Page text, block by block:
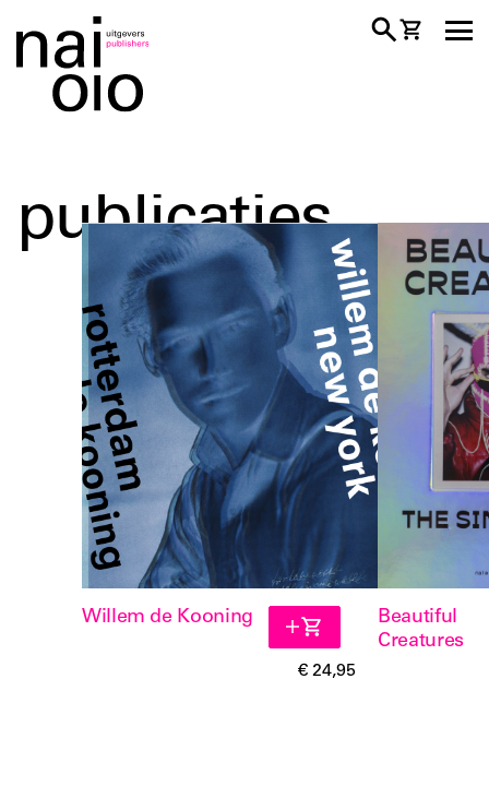
publicaties
Willem de Kooning
€ 24,95
Beautiful
Creatures